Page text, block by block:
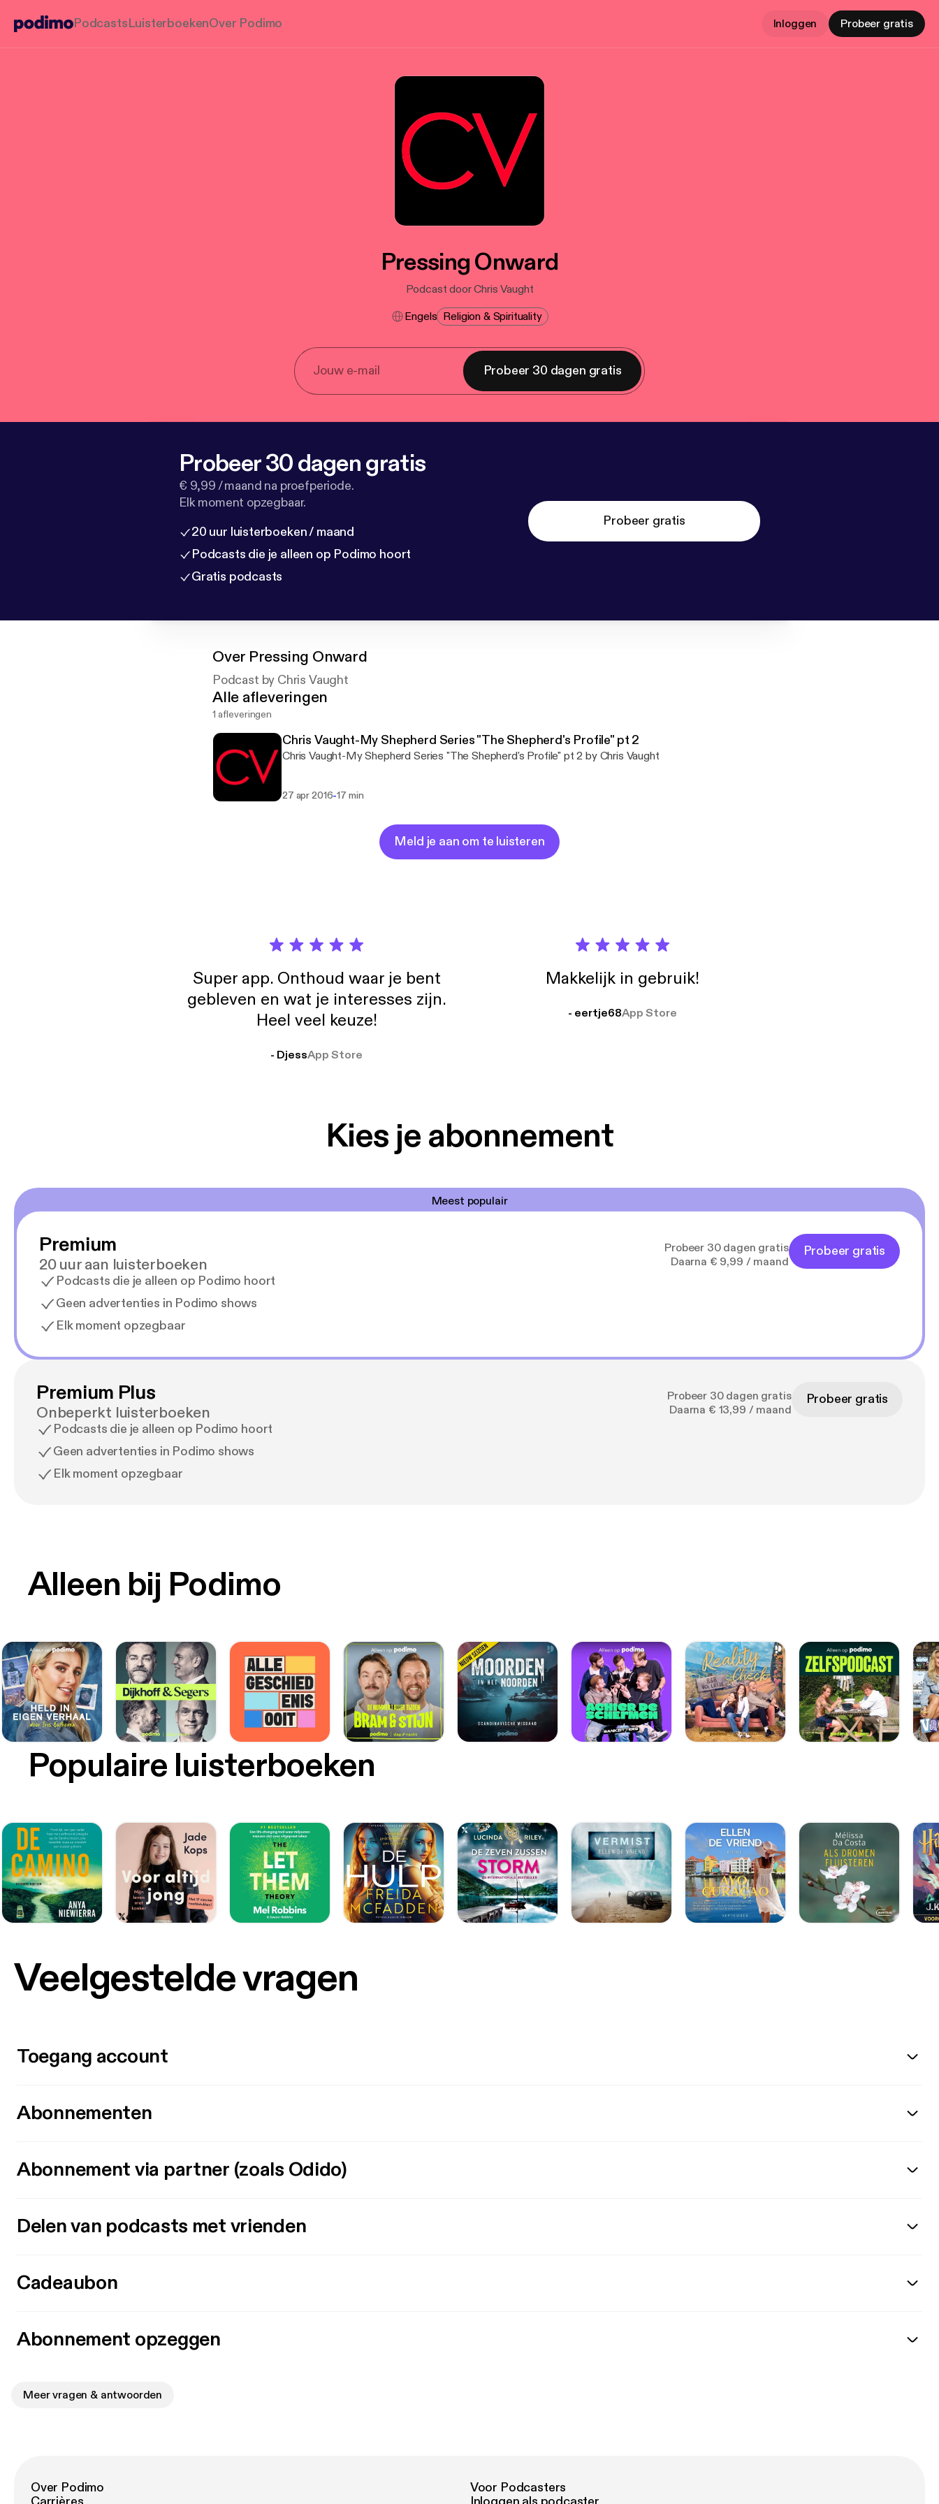
PodcastsLuisterboekenOver Podimo Inloggen Probeer gratis
Pressing Onward
Podcast door Chris Vaught
Engels Religion & Spirituality
Probeer 30 dagen gratis
Probeer 30 dagen gratis
€ 9,99 / maand na proefperiode.
Elk moment opzegbaar.
20 uur luisterboeken / maand
Podcasts die je alleen op Podimo hoort
Gratis podcasts
Probeer gratis
Over Pressing Onward
Podcast by Chris Vaught
Alle afleveringen
1 afleveringen
Chris Vaught-My Shepherd Series "The Shepherd's Profile" pt 2
Chris Vaught-My Shepherd Series "The Shepherd's Profile" pt 2 by Chris Vaught
27 apr 2016-17 min
Meld je aan om te luisteren
Super app. Onthoud waar je bent
gebleven en wat je interesses zijn.
Heel veel keuze!
- DjessApp Store
Makkelijk in gebruik!
- eertje68App Store
Kies je abonnement
Meest populair
Premium
20 uur aan luisterboeken
Podcasts die je alleen op Podimo hoort
Geen advertenties in Podimo shows
Elk moment opzegbaar
Probeer 30 dagen gratis
Daarna € 9,99 / maand
Probeer gratis
Premium Plus
Onbeperkt luisterboeken
Podcasts die je alleen op Podimo hoort
Geen advertenties in Podimo shows
Elk moment opzegbaar
Probeer 30 dagen gratis
Daarna € 13,99 / maand
Probeer gratis
Alleen bij Podimo
Populaire luisterboeken
Veelgestelde vragen
Toegang account
Abonnementen
Abonnement via partner (zoals Odido)
Delen van podcasts met vrienden
Cadeaubon
Abonnement opzeggen
Meer vragen & antwoorden
Over Podimo
Voor Podcasters